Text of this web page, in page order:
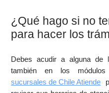
¿Qué hago si no
para hacer los
Debes acudir a alguna de
también en los
sucursales de Chile Atiende